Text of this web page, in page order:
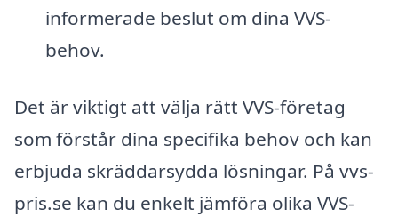
informerade beslut om dina VVS-
behov.
Det är viktigt att välja rätt VVS-företag
som förstår dina specifika behov och kan
erbjuda skräddarsydda lösningar. På vvs-
pris.se kan du enkelt jämföra olika VVS-